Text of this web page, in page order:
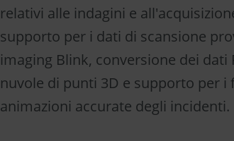
relativi alle indagini e
supporto per i dati di scansione
imaging Blink, conversione dei dati
nuvole di punti 3D e supporto per i
animazioni accurate degli incidenti.